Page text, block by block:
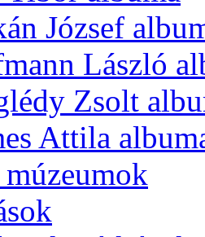
József
László
Zsolt
Attila